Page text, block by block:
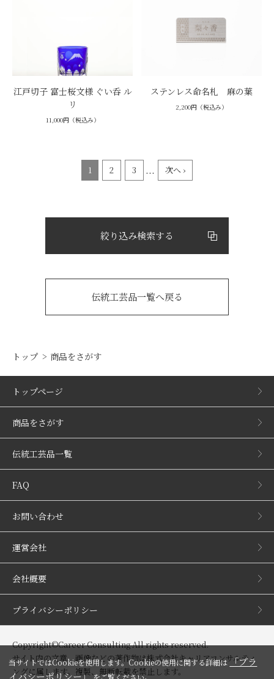
江戸切子 富士桜文様 ぐい呑 ル
リ
11,000円（税込み）
ステンレス命名札 麻の葉
2,200円（税込み）
1 2 3 ... 次へ ›
絞り込み検索する
伝統工芸品一覧へ戻る
トップ 商品をさがす
トップページ
商品をさがす
伝統工芸品一覧
FAQ
お問い合わせ
運営会社
会社概要
プライバシーポリシー
Copyright©Career Consulting All rights reserved.
サイト内の文章、画像などの著作物は株式会社キャリアコンサルティ
ングに属します。複製、無断転載を禁止します。
当サイトではCookieを使用します。Cookieの使用に関する詳細は「プラ
イバシーポリシー」をご覧ください。